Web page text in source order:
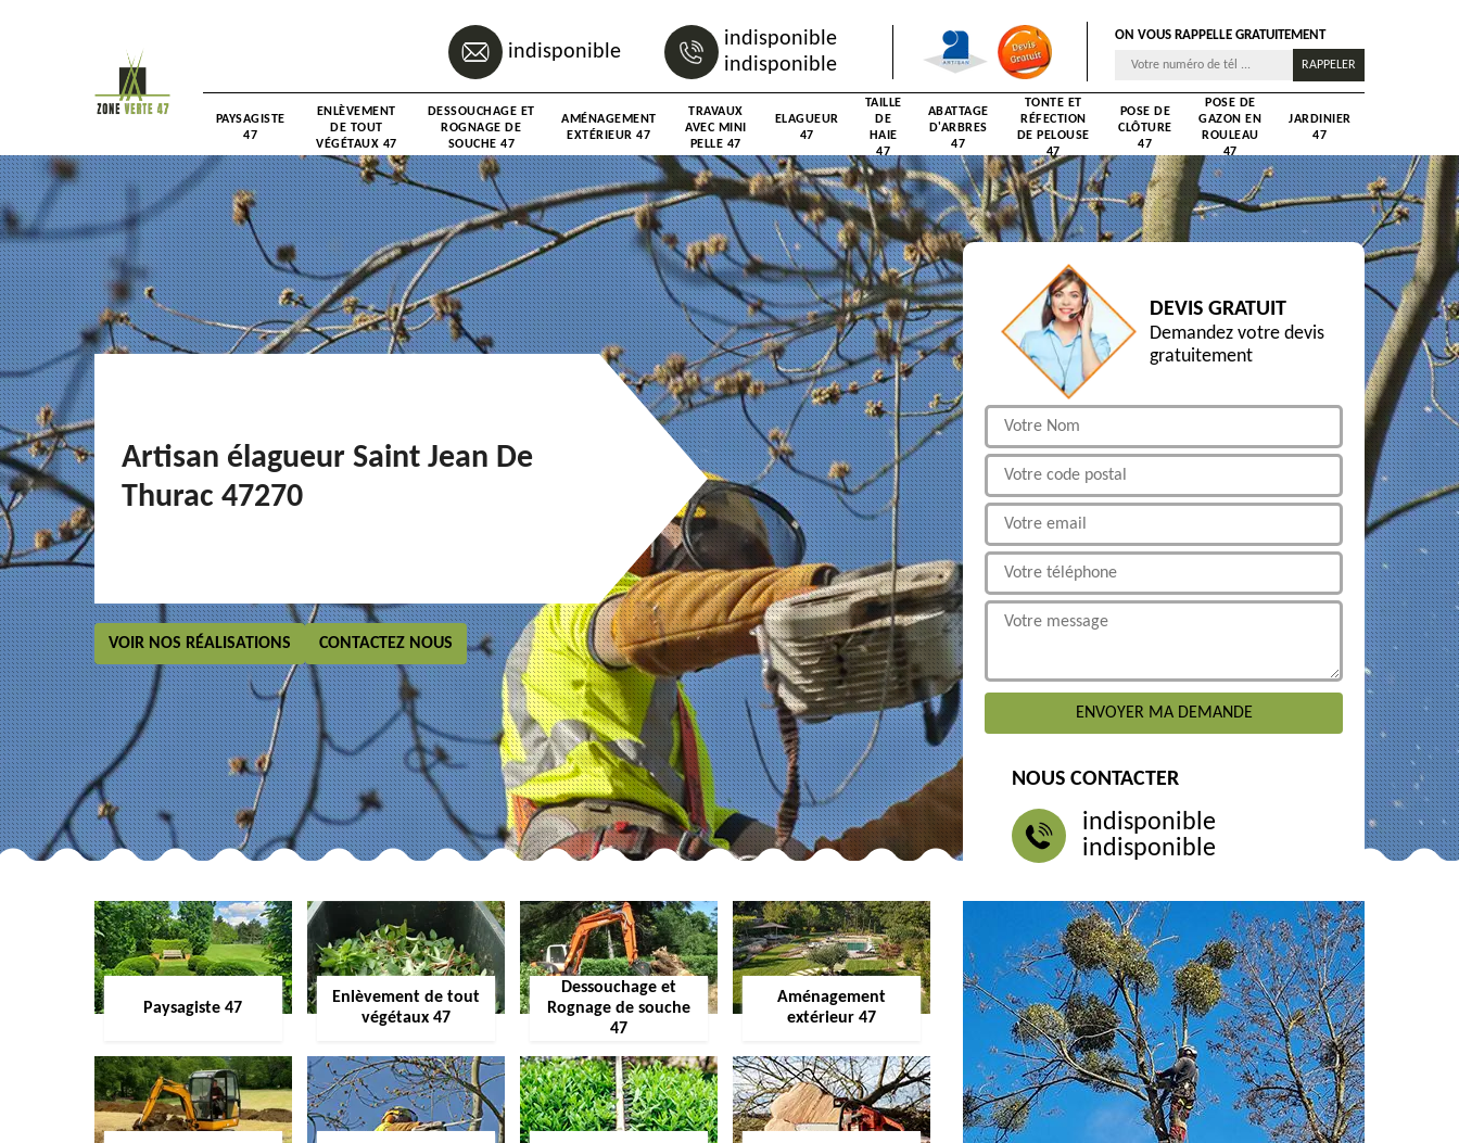
indisponible
indisponible
indisponible
ON VOUS RAPPELLE GRATUITEMENT
PAYSAGISTE
47
ENLÈVEMENT
DE TOUT
VÉGÉTAUX 47
DESSOUCHAGE ET
ROGNAGE DE
SOUCHE 47
AMÉNAGEMENT
EXTÉRIEUR 47
TRAVAUX
AVEC MINI
PELLE 47
ELAGUEUR
47
TAILLE
DE
HAIE
47
ABATTAGE
D'ARBRES
47
TONTE ET
RÉFECTION
DE PELOUSE
47
POSE DE
CLÔTURE
47
POSE DE
GAZON EN
ROULEAU
47
JARDINIER
47
Artisan élagueur Saint Jean De
Thurac 47270
VOIR NOS RÉALISATIONS CONTACTEZ NOUS
Paysagiste 47
Enlèvement de tout
végétaux 47
Dessouchage et
Rognage de souche
47
Aménagement
extérieur 47
DEVIS GRATUIT
Demandez votre devis
gratuitement
NOUS CONTACTER
indisponible
indisponible